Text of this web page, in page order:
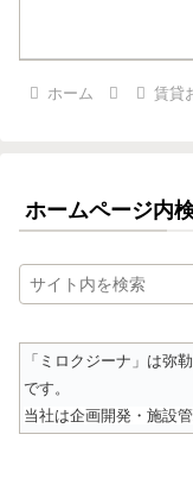
ホーム 賃貸
ホームページ内
「ミロクジーナ」は弥
です。
当社は企画開発・施設